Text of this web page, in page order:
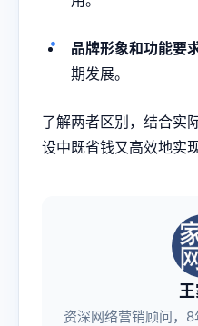
品牌形象和功能要
期发展。
了解两者区别，结合实
设中既省钱又高效地实
资深网络营销顾问，